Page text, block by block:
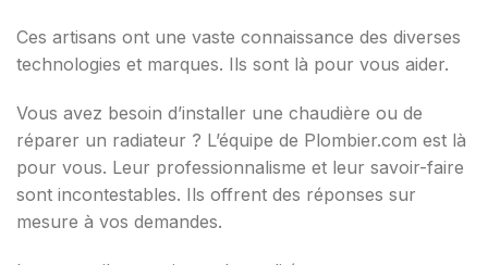
Ces artisans ont une vaste connaissance des diverses
technologies et marques. Ils sont là pour vous aider.
Vous avez besoin d’installer une chaudière ou de
réparer un radiateur ? L’équipe de Plombier.com est là
pour vous. Leur professionnalisme et leur savoir-faire
sont incontestables. Ils offrent des réponses sur
mesure à vos demandes.